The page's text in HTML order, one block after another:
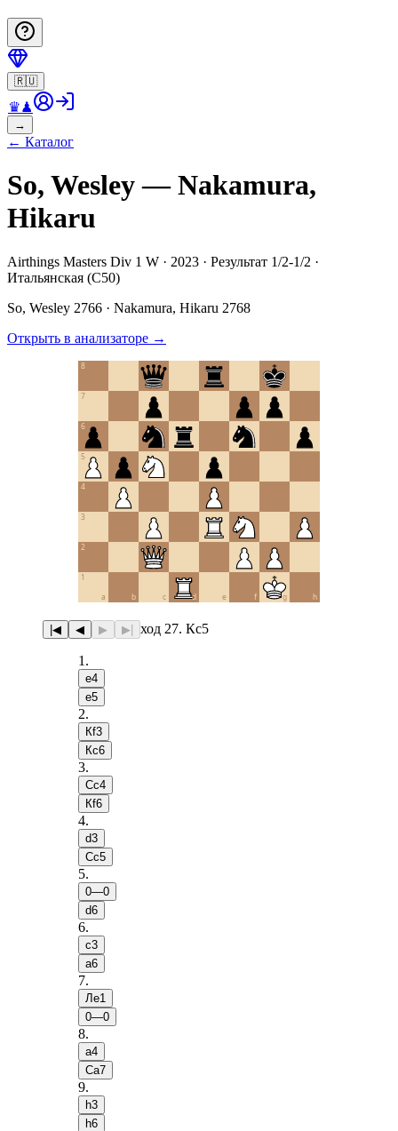
🇷🇺
♛♟
→
← Каталог
So, Wesley — Nakamura,
Hikaru
Airthings Masters Div 1 W · 2023 · Результат 1/2-1/2 ·
Итальянская (C50)
So, Wesley 2766 · Nakamura, Hikaru 2768
Открыть в анализаторе →
a b c d e f g h
1
2
3
4
5
6
7
8
|◀ ◀ ▶ ▶| ход 27. Кc5
1 .
e4
e5
2.
Кf3
Кc6
3.
Сc4
Кf6
4.
d3
Сc5
5.
0—0
d6
6.
c3
a6
7.
Лe1
0—0
8.
a4
Сa7
9.
h3
h6